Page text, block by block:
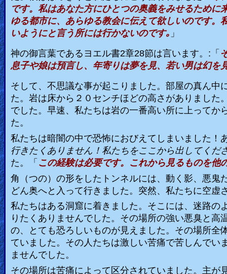
Hell
Prayer
Bible/Study
Jesus
Warfare
Revelations
Testimonies
Evangelism
です。私はあなた方にひとつの奥義をみせるため
ゆる都市に、あらゆる教会に伝えて欲しいのです
いようにと言う所には行かないのです｡ 」
神の御言葉であるヨエル書2章28節は言います。 : 「
息子や娘は預言し、年寄りは夢を見、若い男は幻を
そして、不思議な事が起こりました。部屋の真ん
た。岩は床から２０センチほどの高さがありまし
でした。早速、私たちは岩の一番高い所に上って
た。
私たちは暗闇の中で恐怖におびえてしまいました！
行きたくありません！私たちをここから出してくだ
た。「 この経験は必要です。これから見るものを他
角（つの）の形をしたトンネルには、動く影、悪
どん奥へと入って行きました。突然、私たちに空虚
私たちはある洞窟に着きました。そこには、迷路
りたくありませんでした。その場所の強い悪臭と
の、とても恐ろしいものが見えました。その場所
ていました。その人たちは激しい苦痛で苦しんで
ませんでした。
その場所は苦痛によって区分されていました。主が